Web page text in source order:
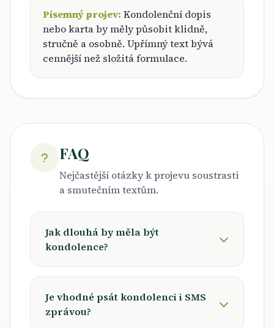
Písemný projev: Kondolenční dopis
nebo karta by měly působit klidně,
stručně a osobně. Upřímný text bývá
cennější než složitá formulace.
FAQ
Nejčastější otázky k projevu soustrasti
a smutečním textům.
Jak dlouhá by měla být
kondolence?
Je vhodné psát kondolenci i SMS
zprávou?